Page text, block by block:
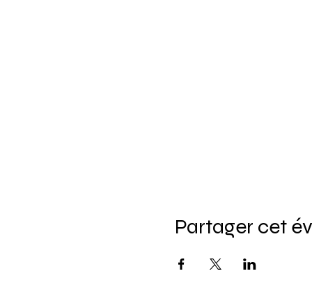
Partager cet